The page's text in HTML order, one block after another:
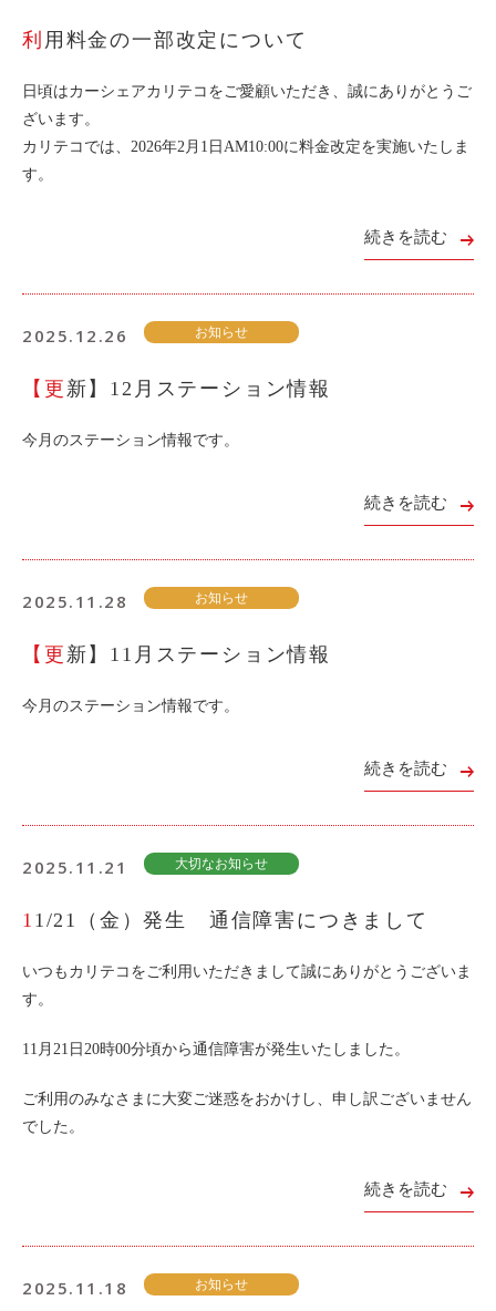
名鉄ミューズポイント
乗り乗り連携サービス
ご入会方法
料金プラン
長時間利用もおトク
利用シーン
よくある質問
会社案内 お問い合わせ
ご入会はこちら 会員ログイン
保険補償内容 個人情報の取扱い
特定商取引について
利用料金の一部改定について
日頃はカーシェアカリテコをご愛顧いただき、誠にありがとうご
ざいます。
カリテコでは、2026年2月1日AM10:00に料金改定を実施いたしま
す。
続きを読む
2025.12.26 お知らせ
【更新】12月ステーション情報
今月のステーション情報です。
続きを読む
2025.11.28 お知らせ
【更新】11月ステーション情報
今月のステーション情報です。
続きを読む
2025.11.21 大切なお知らせ
11/21（金）発生 通信障害につきまして
いつもカリテコをご利用いただきまして誠にありがとうございま
す。
11月21日20時00分頃から通信障害が発生いたしました。
ご利用のみなさまに大変ご迷惑をおかけし、申し訳ございません
でした。
続きを読む
2025.11.18 お知らせ